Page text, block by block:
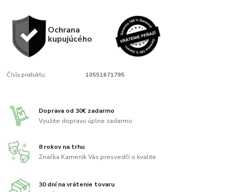
Ochrana
kupujúcého
Číslo produktu: 10551671795
Doprava od 30€ zadarmo
Využite dopravu úplne zadarmo
8 rokov na trhu
Značka Kameník Vás presvedčí o kvalite
30 dní na vrátenie tovaru